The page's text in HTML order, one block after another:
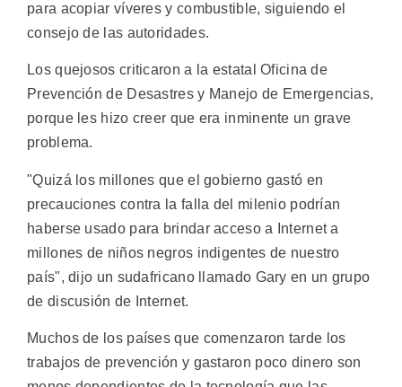
para acopiar víveres y combustible, siguiendo el
consejo de las autoridades.
Los quejosos criticaron a la estatal Oficina de
Prevención de Desastres y Manejo de Emergencias,
porque les hizo creer que era inminente un grave
problema.
"Quizá los millones que el gobierno gastó en
precauciones contra la falla del milenio podrían
haberse usado para brindar acceso a Internet a
millones de niños negros indigentes de nuestro
país", dijo un sudafricano llamado Gary en un grupo
de discusión de Internet.
Muchos de los países que comenzaron tarde los
trabajos de prevención y gastaron poco dinero son